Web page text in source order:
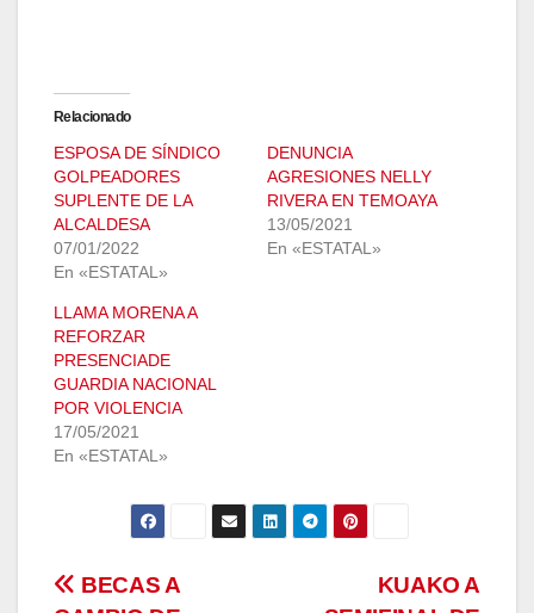
Relacionado
ESPOSA DE SÍNDICO
GOLPEADORES
SUPLENTE DE LA
ALCALDESA
07/01/2022
En «ESTATAL»
DENUNCIA
AGRESIONES NELLY
RIVERA EN TEMOAYA
13/05/2021
En «ESTATAL»
LLAMA MORENA A
REFORZAR
PRESENCIADE
GUARDIA NACIONAL
POR VIOLENCIA
17/05/2021
En «ESTATAL»
Navegación
KUAKO A
BECAS A